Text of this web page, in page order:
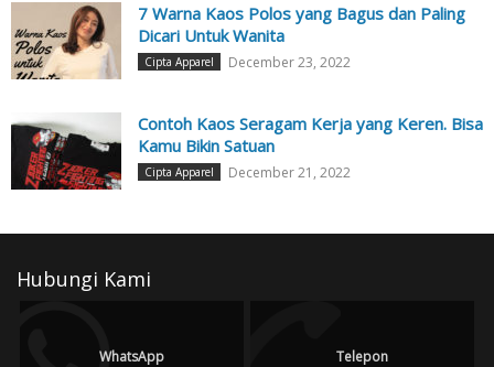
7 Warna Kaos Polos yang Bagus dan Paling
Dicari Untuk Wanita
Cipta Apparel December 23, 2022
Contoh Kaos Seragam Kerja yang Keren. Bisa
Kamu Bikin Satuan
Cipta Apparel December 21, 2022
Hubungi Kami
WhatsApp Telepon